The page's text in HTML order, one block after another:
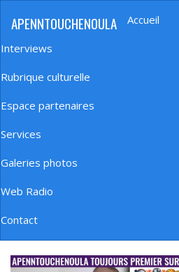
principal
APENNTOUCHENOULA
Navigation
principale
Accueil
Interviews
Rubrique culturelle
Espace partenaires
Services
Galeries photos
Web Radio
Contact
banniere_img